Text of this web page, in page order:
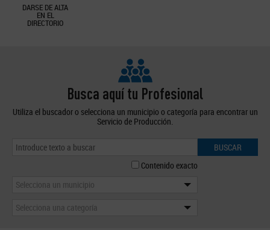
DARSE DE ALTA
EN EL
DIRECTORIO
Busca aquí tu Profesional
Utiliza el buscador o selecciona un municipio o categoría para encontrar un
Servicio de Producción.
BUSCAR
Contenido exacto
Selecciona un municipio
Selecciona una categoría